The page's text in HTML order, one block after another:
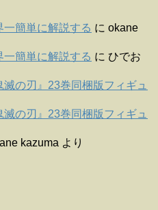
簡単に解説する に okane
簡単に解説する に ひでお
滅の刃』23巻同梱版フィギュ
滅の刃』23巻同梱版フィギュ
kazuma より